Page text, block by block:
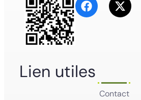
Lien utiles
Contact